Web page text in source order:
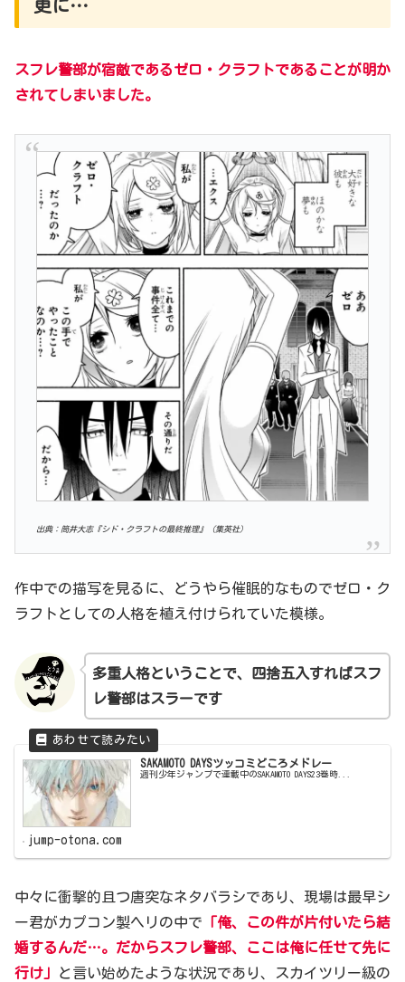
更に…
スフレ警部が宿敵であるゼロ・クラフトであることが明か
されてしまいました。
出典：筒井大志『シド・クラフトの最終推理』（集英社）
作中での描写を見るに、どうやら催眠的なものでゼロ・ク
ラフトとしての人格を植え付けられていた模様。
多重人格ということで、四捨五入すればスフ
レ警部はスラーです
SAKAMOTO DAYSツッコミどころメドレー
週刊少年ジャンプで連載中のSAKAMOTO DAYS23巻時...
jump-otona.com
中々に衝撃的且つ唐突なネタバラシであり、現場は最早シ
ー君がカプコン製ヘリの中で 「俺、この件が片付いたら結
婚するんだ…。だからスフレ警部、ここは俺に任せて先に
行け」
と言い始めたような状況であり、スカイツリー級の